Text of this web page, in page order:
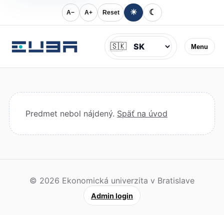
A− A+ Reset ☀ ☾
Menu
Jazyk
🇸🇰
Predmet nebol nájdený. Späť na úvod
© 2026 Ekonomická univerzita v Bratislave
Admin login